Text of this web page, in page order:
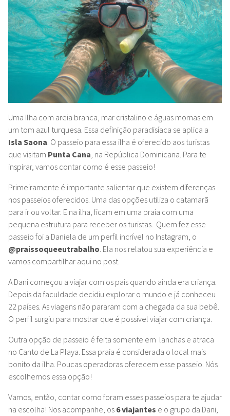
Uma Ilha com areia branca, mar cristalino e águas mornas em
um tom azul turquesa. Essa definição paradisíaca se aplica a
Isla Saona. O passeio para essa ilha é oferecido aos turistas
que visitam Punta Cana, na República Dominicana. Para te
inspirar, vamos contar como é esse passeio!
Primeiramente é importante salientar que existem diferenças
nos passeios oferecidos. Uma das opções utiliza o catamarã
para ir ou voltar. E na ilha, ficam em uma praia com uma
pequena estrutura para receber os turistas. Quem fez esse
passeio foi a Daniela de um perfil incrível no Instagram, o
@praissoqueeutrabalho. Ela nos relatou sua experiência e
vamos compartilhar aqui no post.
A Dani começou a viajar com os pais quando ainda era criança.
Depois da faculdade decidiu explorar o mundo e já conheceu
22 países. As viagens não pararam com a chegada da sua bebê.
O perfil surgiu para mostrar que é possível viajar com criança.
Outra opção de passeio é feita somente em lanchas e atraca
no Canto de La Playa. Essa praia é considerada o local mais
bonito da ilha. Poucas operadoras oferecem esse passeio. Nós
escolhemos essa opção!
Vamos, então, contar como foram esses passeios para te ajudar
na escolha! Nos acompanhe, os 6 viajantes e o grupo da Dani,